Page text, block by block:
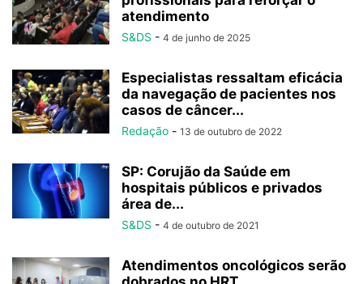
atendimento
S&DS - 4 de junho de 2025
Especialistas ressaltam eficácia
da navegação de pacientes nos
casos de câncer...
Redação - 13 de outubro de 2022
SP: Corujão da Saúde em
hospitais públicos e privados
área de...
S&DS - 4 de outubro de 2021
Atendimentos oncológicos serão